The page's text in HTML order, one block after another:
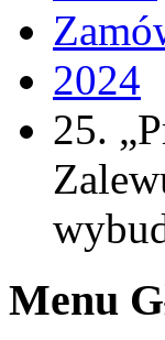
2024
25.
Menu